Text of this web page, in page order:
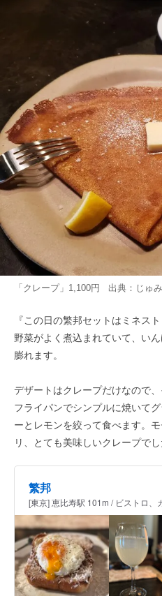
「クレープ」1,100円 出典： じゅ
『この日の繁邦セットはミネス
野菜がよく煮込まれていて、い
膨れます。
デザートはクレープだけなので、
フライパンでシンプルに焼いて
ーとレモンを絞って食べます。
リ、とても美味しいクレープで
繁邦
[東京] 恵比寿駅 101m / ビストロ、